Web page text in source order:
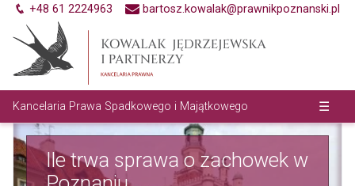
j
ź
+48 61 2224963 bartosz.kowalak@prawnikpoznanski.pl
Kancelaria Prawa Spadkowego i Majątkowego ☰
Ile trwa sprawa o zachowek w